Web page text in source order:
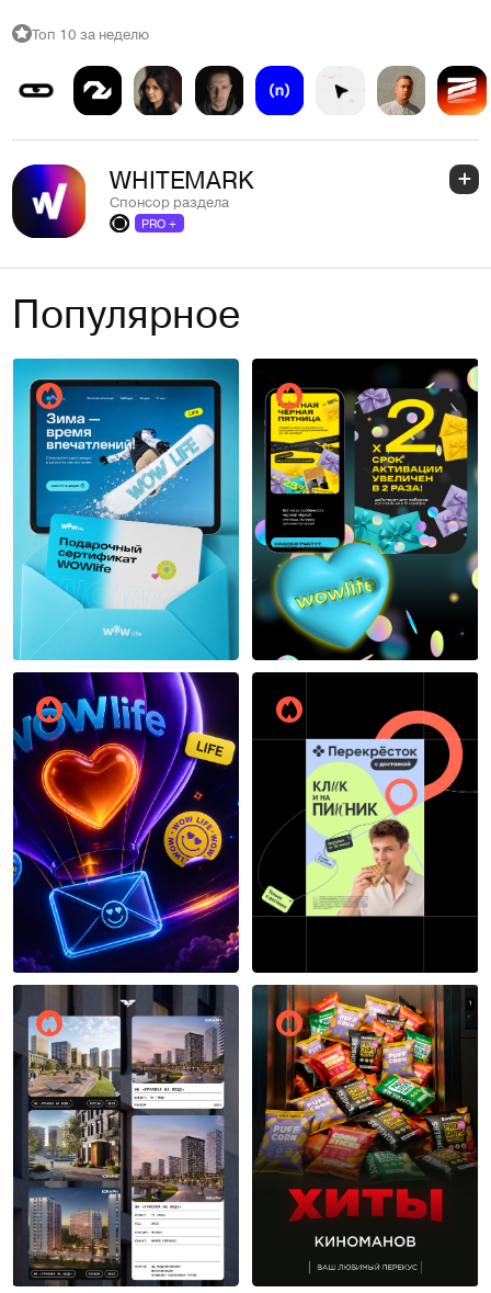
Топ 10 за неделю
WHITEMARK
Спонсор раздела
PRO +
Популярное
20
Макс Соколов Вероника Марахтанова